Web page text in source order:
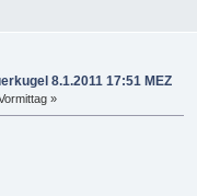
8.1.2011 17:51 MEZ
»